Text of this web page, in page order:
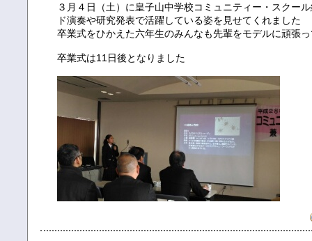
３月４日（土）に皇子山中学校コミュニティー・スクー
ド演奏や研究発表で活躍している姿を見せてくれました
卒業式をひかえた六年生のみんなも先輩をモデルに頑張
卒業式は11日後となりました